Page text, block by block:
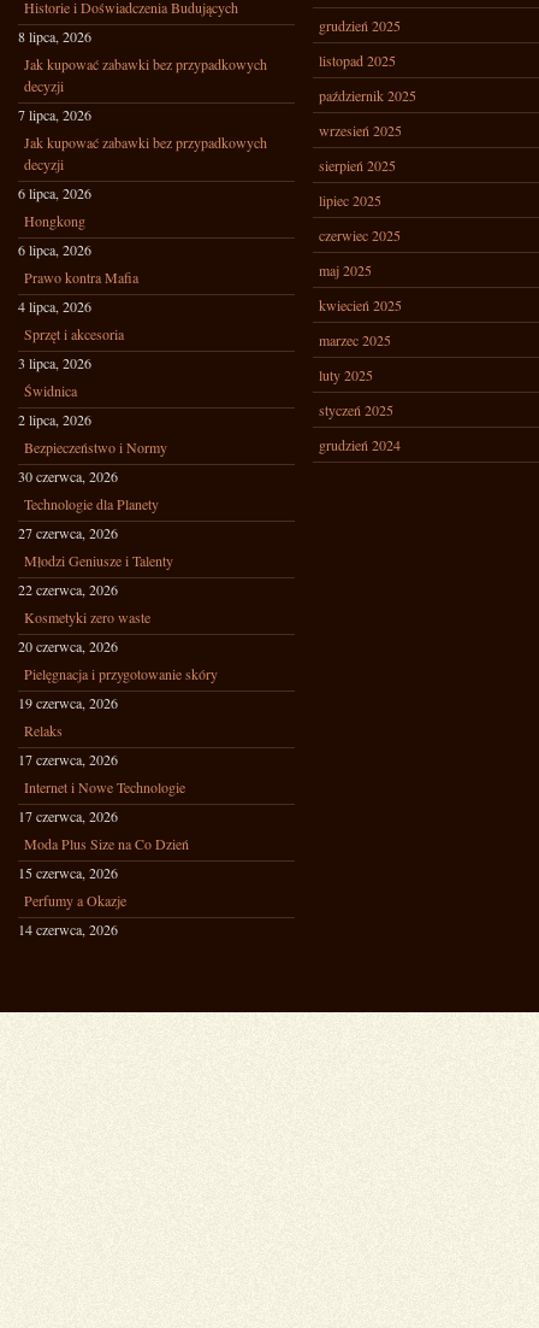
Historie i Doświadczenia Budujących
8 lipca, 2026
Jak kupować zabawki bez przypadkowych
decyzji
7 lipca, 2026
Jak kupować zabawki bez przypadkowych
decyzji
6 lipca, 2026
Hongkong
6 lipca, 2026
Prawo kontra Mafia
4 lipca, 2026
Sprzęt i akcesoria
3 lipca, 2026
Świdnica
2 lipca, 2026
Bezpieczeństwo i Normy
30 czerwca, 2026
Technologie dla Planety
27 czerwca, 2026
Młodzi Geniusze i Talenty
22 czerwca, 2026
Kosmetyki zero waste
20 czerwca, 2026
Pielęgnacja i przygotowanie skóry
19 czerwca, 2026
Relaks
17 czerwca, 2026
Internet i Nowe Technologie
17 czerwca, 2026
Moda Plus Size na Co Dzień
15 czerwca, 2026
Perfumy a Okazje
14 czerwca, 2026
grudzień 2025
listopad 2025
październik 2025
wrzesień 2025
sierpień 2025
lipiec 2025
czerwiec 2025
maj 2025
kwiecień 2025
marzec 2025
luty 2025
styczeń 2025
grudzień 2024